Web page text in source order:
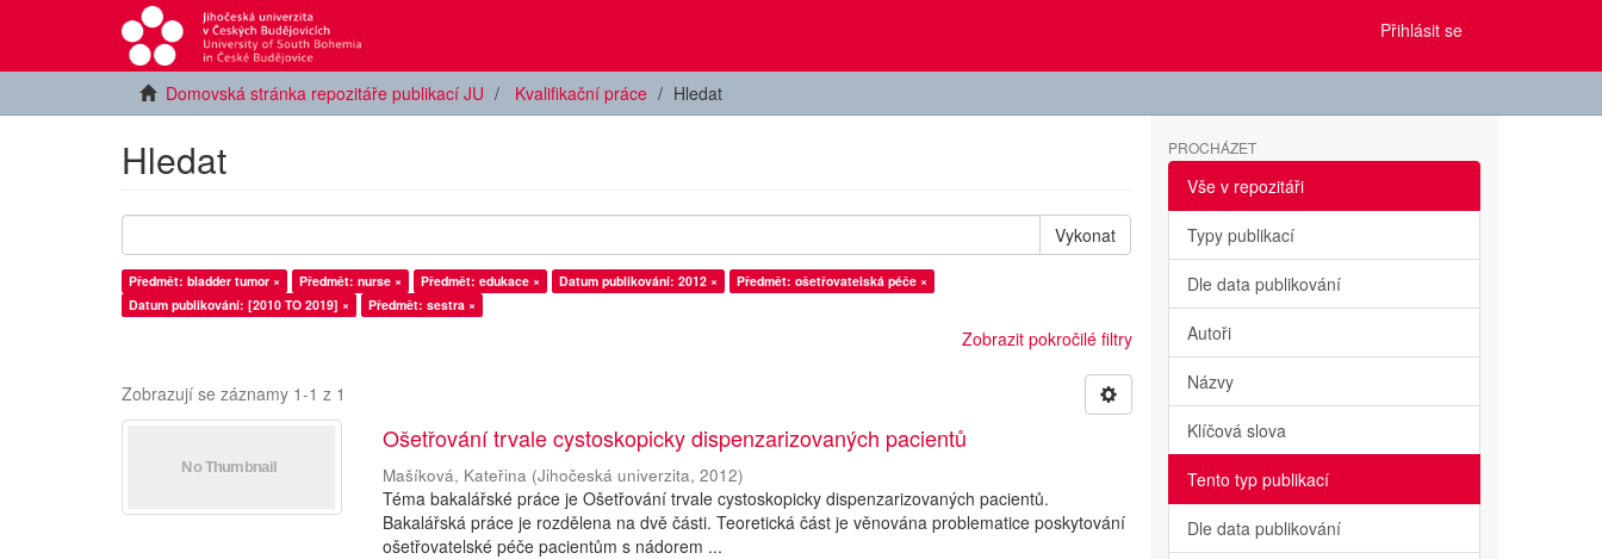
Přihlásit se
Domovská stránka repozitáře publikací JU Kvalifikační práce Hledat
Hledat
Vykonat
Předmět: bladder tumor × Předmět: nurse × Předmět: edukace × Datum publikování: 2012 ×
Předmět: ošetřovatelská péče ×
Datum publikování: [2010 TO 2019] ×
Předmět: sestra ×
Zobrazit pokročilé filtry
Zobrazují se záznamy 1-1 z 1
Ošetřování trvale cystoskopicky dispenzarizovaných pacientů
Mašíková, Kateřina (Jihočeská univerzita,2012)
Téma bakalářské práce je Ošetřování trvale cystoskopicky dispenzarizovaných pacientů.
Bakalářská práce je rozdělena na dvě části. Teoretická část je věnována problematice poskytování
ošetřovatelské péče pacientům s nádorem ...
PROCHÁZET
Vše v repozitáři
Typy publikací
Dle data publikování
Autoři
Názvy
Klíčová slova
Tento typ publikací
Dle data publikování